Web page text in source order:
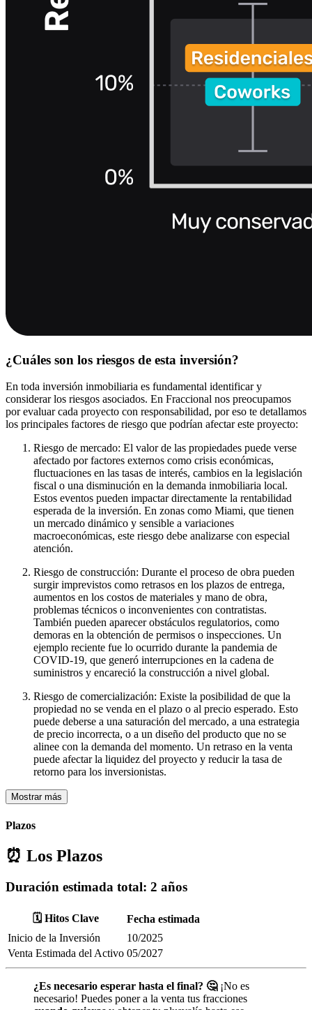
¿Cuáles son los riesgos de esta inversión?
En toda inversión inmobiliaria es fundamental identificar y
considerar los riesgos asociados. En Fraccional nos preocupamos
por evaluar cada proyecto con responsabilidad, por eso te detallamos
los principales factores de riesgo que podrían afectar este proyecto:
Riesgo de mercado: El valor de las propiedades puede verse
afectado por factores externos como crisis económicas,
fluctuaciones en las tasas de interés, cambios en la legislación
fiscal o una disminución en la demanda inmobiliaria local.
Estos eventos pueden impactar directamente la rentabilidad
esperada de la inversión. En zonas como Miami, que tienen
un mercado dinámico y sensible a variaciones
macroeconómicas, este riesgo debe analizarse con especial
atención.
Riesgo de construcción: Durante el proceso de obra pueden
surgir imprevistos como retrasos en los plazos de entrega,
aumentos en los costos de materiales y mano de obra,
problemas técnicos o inconvenientes con contratistas.
También pueden aparecer obstáculos regulatorios, como
demoras en la obtención de permisos o inspecciones. Un
ejemplo reciente fue lo ocurrido durante la pandemia de
COVID-19, que generó interrupciones en la cadena de
suministros y encareció la construcción a nivel global.
Riesgo de comercialización: Existe la posibilidad de que la
propiedad no se venda en el plazo o al precio esperado. Esto
puede deberse a una saturación del mercado, a una estrategia
de precio incorrecta, o a un diseño del producto que no se
alinee con la demanda del momento. Un retraso en la venta
puede afectar la liquidez del proyecto y reducir la tasa de
retorno para los inversionistas.
Mostrar más
Plazos
⏰ Los Plazos
Duración estimada total: 2 años
🗓️ Hitos Clave
Fecha estimada
Inicio de la Inversión
10/2025
Venta Estimada del Activo 05/2027
¿Es necesario esperar hasta el final? 🤔¡No es
necesario! Puedes poner a la venta tus fracciones